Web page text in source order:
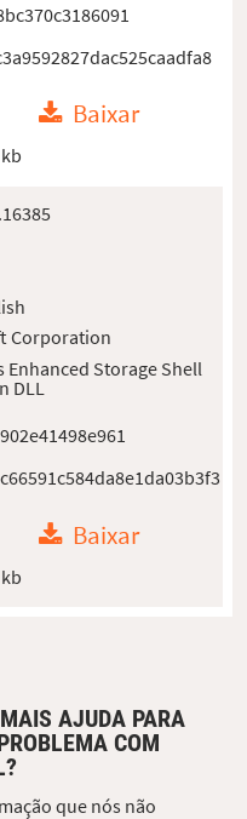
Baixar
Corporation
Enhanced Storage Shell
DLL
Baixar
AJUDA PARA
COM
que nós não